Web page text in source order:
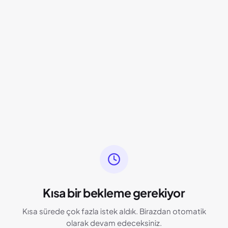
Kısa bir bekleme gerekiyor
Kısa sürede çok fazla istek aldık. Birazdan otomatik
olarak devam edeceksiniz.